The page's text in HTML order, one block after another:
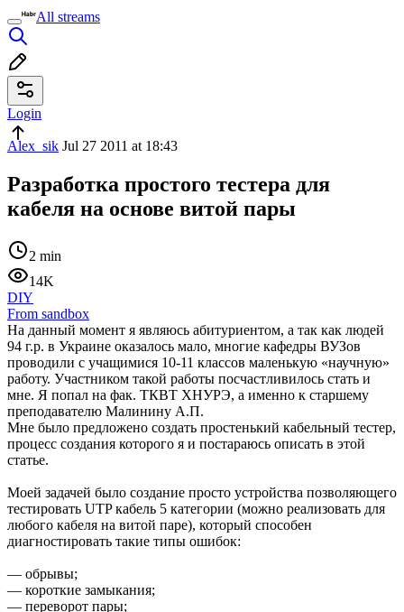
All streams
Login
Alex_sik Jul 27 2011 at 18:43
Разработка простого тестера для
кабеля на основе витой пары
2 min
14K
DIY
From sandbox
На данный момент я являюсь абитуриентом, а так как людей
94 г.р. в Украине оказалось мало, многие кафедры ВУЗов
проводили с учащимися 10-11 классов маленькую «научную»
работу. Участником такой работы посчастливилось стать и
мне. Я попал на фак. ТКВТ ХНУРЭ, а именно к старшему
преподавателю Малинину А.П.
Мне было предложено создать простенький кабельный тестер,
процесс создания которого я и постараюсь описать в этой
статье.
Моей задачей было создание просто устройства позволяющего
тестировать UTP кабель 5 категории (можно реализовать для
любого кабеля на витой паре), который способен
диагностировать такие типы ошибок:
— обрывы;
— короткие замыкания;
— переворот пары;